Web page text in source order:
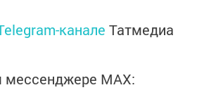
канале Татмедиа
мессенджере MАХ: